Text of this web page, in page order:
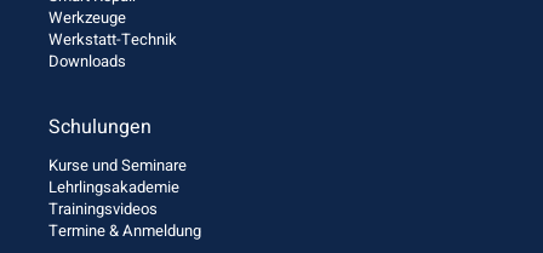
Werkzeuge
Werkstatt-Technik
Downloads
Schulungen
Kurse und Seminare
Lehrlingsakademie
Trainingsvideos
Termine & Anmeldung